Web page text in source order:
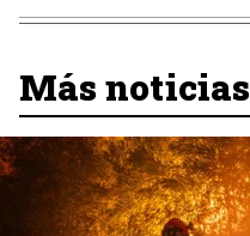
Más noticias